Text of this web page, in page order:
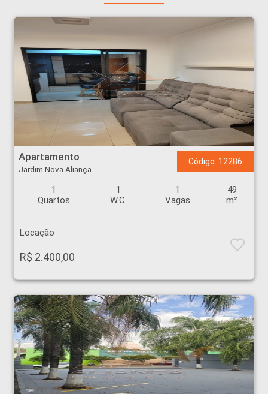
Apartamento - Jardim Nova Aliança - Ribeirão Preto
Apartamento
Jardim Nova Aliança
Código: 12286
1
Quartos
1
W.C.
1
Vagas
49
m²
Locação
R$ 2.400,00